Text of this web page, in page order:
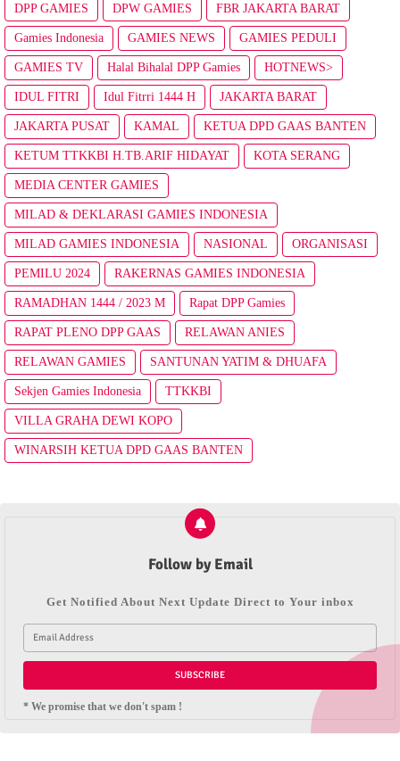
DPP GAMIES DPW GAMIES FBR JAKARTA BARAT
Gamies Indonesia GAMIES NEWS GAMIES PEDULI
GAMIES TV Halal Bihalal DPP Gamies HOTNEWS>
IDUL FITRI Idul Fitrri 1444 H JAKARTA BARAT
JAKARTA PUSAT KAMAL KETUA DPD GAAS BANTEN
KETUM TTKKBI H.TB.ARIF HIDAYAT KOTA SERANG
MEDIA CENTER GAMIES
MILAD & DEKLARASI GAMIES INDONESIA
MILAD GAMIES INDONESIA NASIONAL ORGANISASI
PEMILU 2024 RAKERNAS GAMIES INDONESIA
RAMADHAN 1444 / 2023 M Rapat DPP Gamies
RAPAT PLENO DPP GAAS RELAWAN ANIES
RELAWAN GAMIES SANTUNAN YATIM & DHUAFA
Sekjen Gamies Indonesia TTKKBI
VILLA GRAHA DEWI KOPO
WINARSIH KETUA DPD GAAS BANTEN
Follow by Email
Get Notified About Next Update Direct to Your inbox
* We promise that we don't spam !